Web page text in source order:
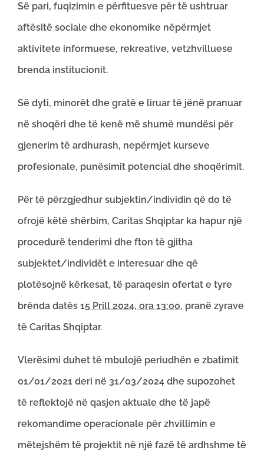
Së pari, fuqizimin e përfituesve për të ushtruar
aftësitë sociale dhe ekonomike nëpërmjet
aktivitete informuese, rekreative, vetzhvilluese
brenda institucionit.
Së dyti, minorët dhe gratë e liruar të jënë pranuar
në shoqëri dhe të kenë më shumë mundësi për
gjenerim të ardhurash, nepërmjet kurseve
profesionale, punësimit potencial dhe shoqërimit.
Për të përzgjedhur subjektin/individin që do të
ofrojë këtë shërbim, Caritas Shqiptar ka hapur një
procedurë tenderimi dhe fton të gjitha
subjektet/individët e interesuar dhe që
plotësojnë kërkesat, të paraqesin ofertat e tyre
brënda datës 15 Prill 2024, ora 13:00, pranë zyrave
të Caritas Shqiptar.
Vlerësimi duhet të mbulojë periudhën e zbatimit
01/01/2021 deri në 31/03/2024 dhe supozohet
të reflektojë në qasjen aktuale dhe të japë
rekomandime operacionale për zhvillimin e
mëtejshëm të projektit në një fazë të ardhshme të